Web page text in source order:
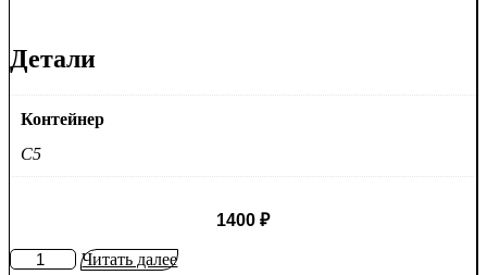
Детали
Контейнер
C5
1400 ₽
КоличествоЧитать далее